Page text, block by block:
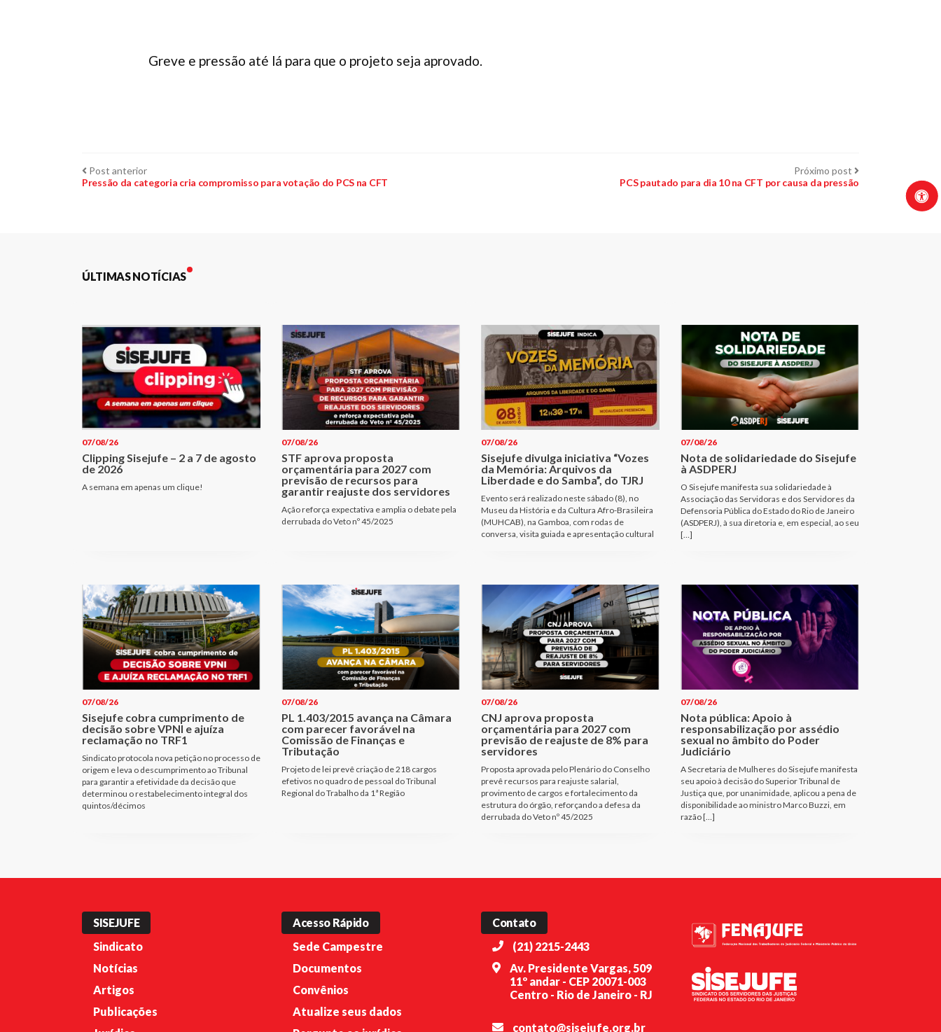
Greve e pressão até lá para que o projeto seja aprovado.
Navegação
Post anteriorPost
anterior:
Pressão da categoria cria compromisso para votação do PCS na CFT
Próximo post Próximo
PCS pautado para dia 10 na CFT por causa da pressão
ÚLTIMAS NOTÍCIAS
07/08/26
Clipping Sisejufe – 2 a 7 de agosto
de 2026
A semana em apenas um clique!
07/08/26
STF aprova proposta
orçamentária para 2027 com
previsão de recursos para
garantir reajuste dos servidores
Ação reforça expectativa e amplia o debate pela
derrubada do Veto nº 45/2025
07/08/26
Sisejufe divulga iniciativa “Vozes
da Memória: Arquivos da
Liberdade e do Samba”, do TJRJ
Evento será realizado neste sábado (8), no
Museu da História e da Cultura Afro-Brasileira
(MUHCAB), na Gamboa, com rodas de
conversa, visita guiada e apresentação cultural
07/08/26
Nota de solidariedade do Sisejufe
à ASDPERJ
O Sisejufe manifesta sua solidariedade à
Associação das Servidoras e dos Servidores da
Defensoria Pública do Estado do Rio de Janeiro
(ASDPERJ), à sua diretoria e, em especial, ao seu
[…]
07/08/26
Sisejufe cobra cumprimento de
decisão sobre VPNI e ajuíza
reclamação no TRF1
Sindicato protocola nova petição no processo de
origem e leva o descumprimento ao Tribunal
para garantir a efetividade da decisão que
determinou o restabelecimento integral dos
quintos/décimos
07/08/26
PL 1.403/2015 avança na Câmara
com parecer favorável na
Comissão de Finanças e
Tributação
Projeto de lei prevê criação de 218 cargos
efetivos no quadro de pessoal do Tribunal
Regional do Trabalho da 1ª Região
07/08/26
CNJ aprova proposta
orçamentária para 2027 com
previsão de reajuste de 8% para
servidores
Proposta aprovada pelo Plenário do Conselho
prevê recursos para reajuste salarial,
provimento de cargos e fortalecimento da
estrutura do órgão, reforçando a defesa da
derrubada do Veto nº 45/2025
07/08/26
Nota pública: Apoio à
responsabilização por assédio
sexual no âmbito do Poder
Judiciário
A Secretaria de Mulheres do Sisejufe manifesta
seu apoio à decisão do Superior Tribunal de
Justiça que, por unanimidade, aplicou a pena de
disponibilidade ao ministro Marco Buzzi, em
razão […]
SISEJUFE
Sindicato
Notícias
Artigos
Publicações
Acesso Rápido
Sede Campestre
Documentos
Convênios
Atualize seus dados
Contato
(21) 2215-2443
Av. Presidente Vargas, 509
11º andar - CEP 20071-003
Centro - Rio de Janeiro - RJ
contato@sisejufe.org.br